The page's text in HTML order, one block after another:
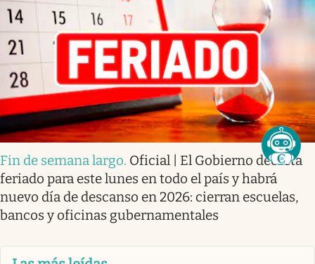
Fin de semana largo. Oficial | El Gobierno decreta
feriado para este lunes en todo el país y habrá
nuevo día de descanso en 2026: cierran escuelas,
bancos y oficinas gubernamentales